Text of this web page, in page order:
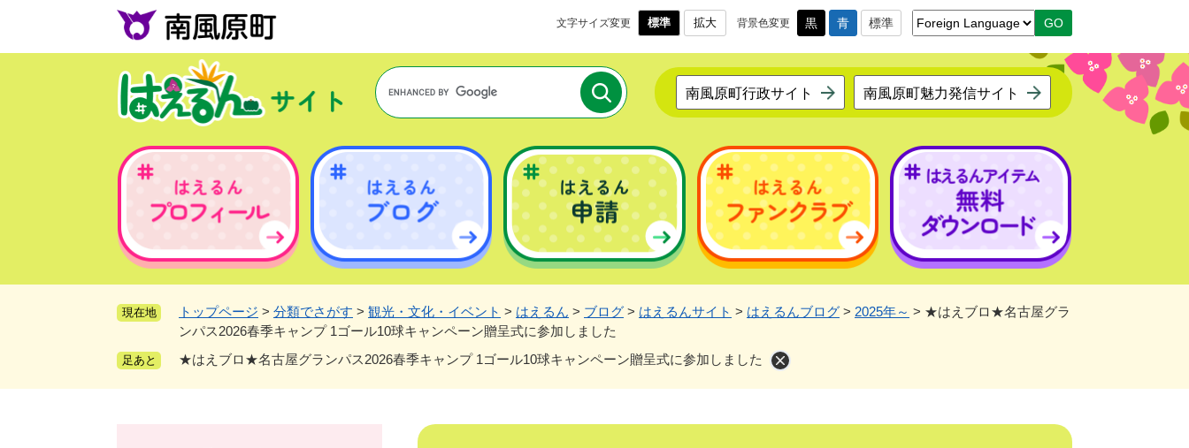
ジ
メニューを飛ばして本文へ
文字サイズ変更 標準 拡大 背景色変更 黒 青 標準
南風原町行政サイト 南風原町魅力発信サイト
現在地 トップページ > 分類でさがす > 観光・文化・イベント > はえるん > ブログ > はえるんサイト > はえるんブログ > 2025年～ > ★はえブロ★名古屋グラ
ンパス2026春季キャンプ 1ゴール10球キャンペーン贈呈式に参加しました
足あと ★はえブロ★名古屋グランパス2026春季キャンプ 1ゴール10球キャンペーン贈呈式に参加しました
本